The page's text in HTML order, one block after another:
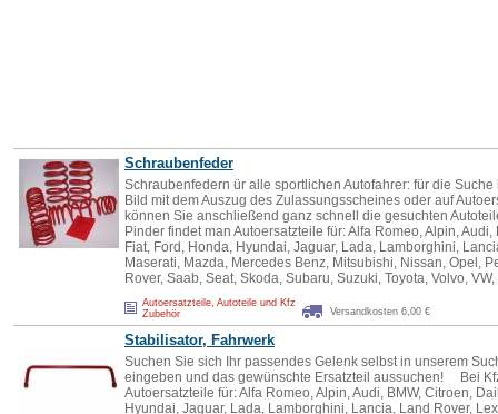
Schraubenfeder
Schraubenfedern ür alle sportlichen Autofahrer: für die
Bild mit dem Auszug des Zulassungsscheines oder auf
können Sie anschließend ganz schnell die gesuchten
Pinder findet man Autoersatzteile für: Alfa Romeo, Alpin,
Fiat, Ford, Honda, Hyundai, Jaguar, Lada, Lamborghini,
Maserati, Mazda, Mercedes Benz, Mitsubishi, Nissan, Opel,
Rover, Saab, Seat, Skoda, Subaru, Suzuki, Toyota, Volvo,
Autoersatzteile, Autoteile und Kfz
Zubehör
Versandkosten 6,00 €
Stabilisator, Fahrwerk
Suchen Sie sich Ihr passendes Gelenk selbst in unserem
eingeben und das gewünschte Ersatzteil aussuchen! Bei
Autoersatzteile für: Alfa Romeo, Alpin, Audi, BMW, Citroen,
Hyundai, Jaguar, Lada, Lamborghini, Lancia, Land Rover,